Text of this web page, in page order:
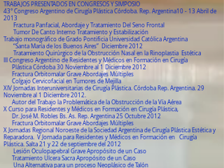
TRABAJOS PRESENTADOS EN CONGRESOS Y SIMPOSIO
43° Congreso Argentino de Cirugía Plástica Córdoba. Rep. Argentina10 - 13 Abril de
2013
Fractura Panfacial, Abordaje y Tratamiento Del Seno Frontal
Tumor De Canto Interno Tratamiento y Estabilización
Trabajo monográfico de Grado Pontificia Universidad Católica Argentina
“Santa María de los Buenos Aires” Diciembre 2012
Tratamiento Quirúrgico de la Obstrucción Nasal en la Rinoplastia Estética
III Congreso Argentino de Residentes y Médicos en Formación en Cirugía
Plástica Córdoba 30 Noviembre al 1 Diciembre 2012
Fractura Orbitomalar Grave Abordajes Múltiples
Colgajo Cervicofacial en Tumores de Mejilla
XIV Jornadas Interuniversitarias de Cirugía Plástica. Córdoba Rep. Argentina. 29
Noviembre al 1 Diciembre 2012.
Autor del Trabajo la Problemática de la Obstrucción de la Vía Aérea
X Curso para Residentes y Médicos en Formación en Cirugía Plástica,
Dr. José M. Robles Bs. As. Rep. Argentina 25 Octubre 2012
Fractura Orbitomalar Grave Abordajes Múltiples
X Jornadas Regional Noroeste de la Sociedad Argentina de Cirugía Plástica Estética y
Reparadora. V Jornada para Residentes y Médicos en Formación en Cirugía
Plástica. Salta 21 y 22 de septiembre del 2012
Lesión Oculopapebral Grave Apropósito de un Caso
Tratamiento Ulcera Sacra Apropósito de un Caso
Una Alternativa para un proceso Neoplásico de Talón